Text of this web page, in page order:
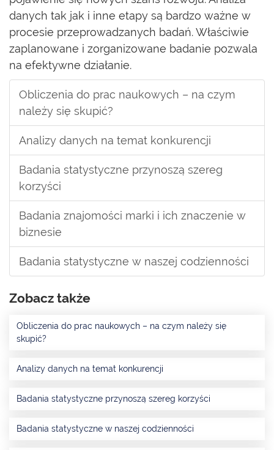
danych tak jak i inne etapy są bardzo ważne w
procesie przeprowadzanych badań. Właściwie
zaplanowane i zorganizowane badanie pozwala
na efektywne działanie.
Obliczenia do prac naukowych – na czym
należy się skupić?
Analizy danych na temat konkurencji
Badania statystyczne przynoszą szereg
korzyści
Badania znajomości marki i ich znaczenie w
biznesie
Badania statystyczne w naszej codzienności
Zobacz także
Obliczenia do prac naukowych – na czym należy się
skupić?
Analizy danych na temat konkurencji
Badania statystyczne przynoszą szereg korzyści
Badania statystyczne w naszej codzienności